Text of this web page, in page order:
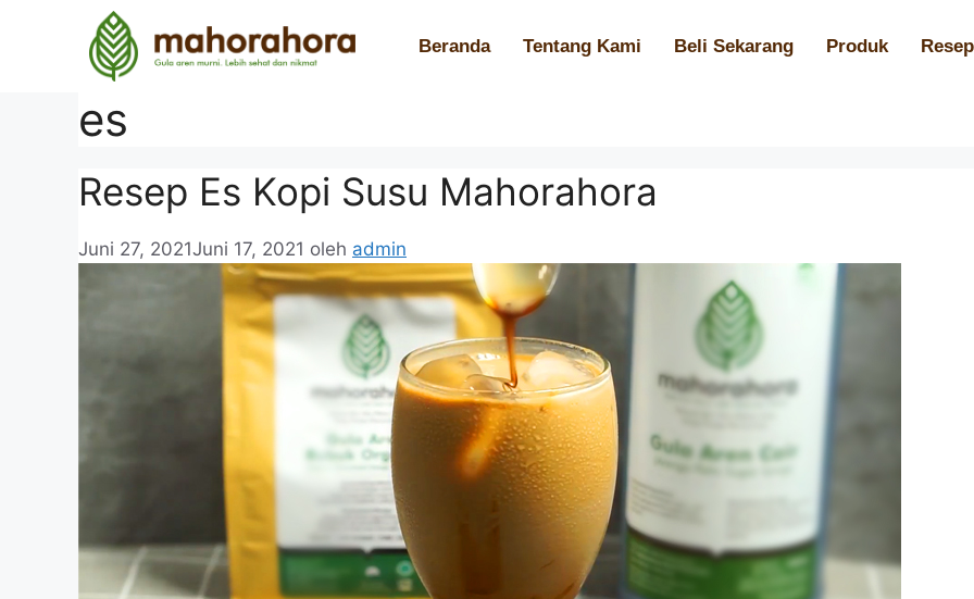
Beranda Tentang Kami Beli Sekarang Produk Resep
es
Resep Es Kopi Susu Mahorahora
Juni 27, 2021Juni 17, 2021 oleh admin